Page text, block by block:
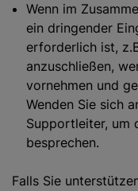
Wenn im
ein dringender
erforderlich ist,
anzuschließen,
vornehmen und
Wenden Sie sich
Supportleiter, um
besprechen.
Falls Sie